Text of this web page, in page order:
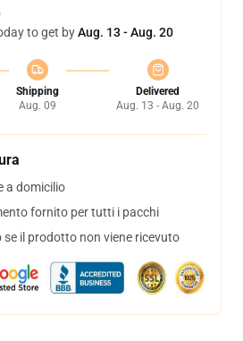
to get byAug. 13 - Aug. 20
Shipping
Aug. 09
Delivered
Aug. 13 - Aug. 20
a domicilio
fornito per tutti i pacchi
il prodotto non viene ricevuto